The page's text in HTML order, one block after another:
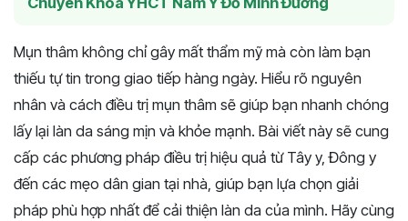
Mụn thâm không chỉ gây mất thẩm mỹ mà còn làm bạn
thiếu tự tin trong giao tiếp hàng ngày. Hiểu rõ nguyên
nhân và cách điều trị mụn thâm sẽ giúp bạn nhanh chóng
lấy lại làn da sáng mịn và khỏe mạnh. Bài viết này sẽ cung
cấp các phương pháp điều trị hiệu quả từ Tây y, Đông y
đến các mẹo dân gian tại nhà, giúp bạn lựa chọn giải
pháp phù hợp nhất để cải thiện làn da của mình. Hãy cùng